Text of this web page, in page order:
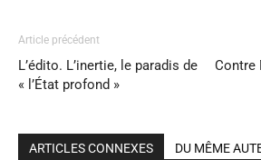
Article précédent
L’édito. L’inertie, le paradis de
« l’État profond »
Contre
ARTICLES CONNEXES DU MÊME